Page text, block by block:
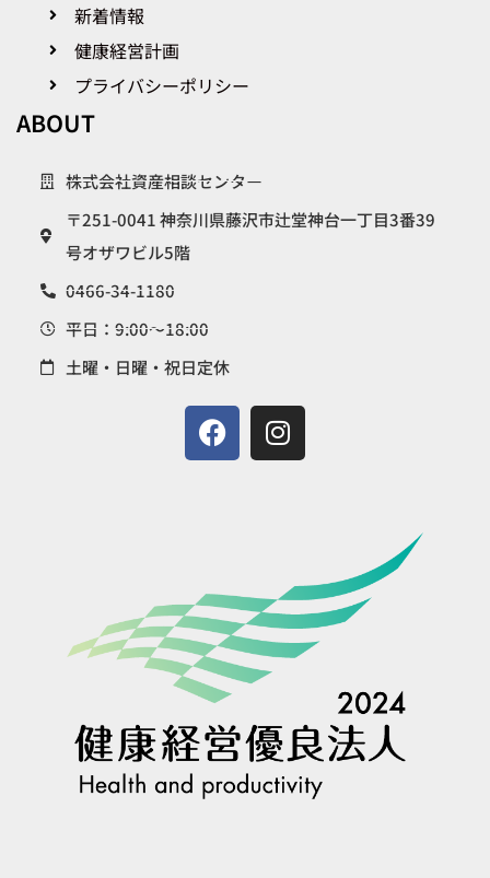
新着情報
健康経営計画
プライバシーポリシー
ABOUT
株式会社資産相談センター
〒251-0041 神奈川県藤沢市辻堂神台一丁目3番39
号オザワビル5階
0466-34-1180
平日：9:00〜18:00
土曜・日曜・祝日定休